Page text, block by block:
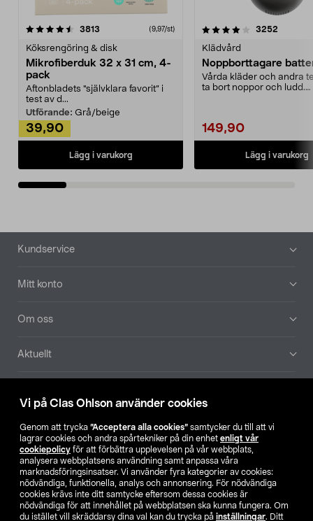
Vi på Clas Ohlson använder cookies
Genom att trycka ”Acceptera alla cookies” samtycker du till att vi
lagrar cookies och andra spårtekniker på din enhet enligt vår
cookiepolicy för att förbättra upplevelsen på vår webbplats,
analysera webbplatsens användning samt anpassa våra
marknadsföringsinsatser. Vi använder fyra kategorier av cookies:
nödvändiga, funktionella, analys och annonsering. För nödvändiga
cookies krävs inte ditt samtycke eftersom dessa cookies är
nödvändiga för att innehållet på webbplatsen ska kunna fungera. Om
du istället vill skräddarsy dina val kan du trycka på inställningar. Ditt
3813 (9,97/st)
Köksrengöring & disk
Mikrofiberduk 32 x 31 cm, 4-
pack
Aftonbladets "självklara favorit” i
test av d...
Utförande: Grå/beige
39,90
Lägg i varukorg
4.0av 5 stjärnor 3252
Klädvård
Noppborttagare
Vårda kläder och andra
ta bort noppor och ludd.
149,90
Lägg i varukorg
4.5av 5 stjärnor
Sidfot
Kundservice
Mitt konto
Om oss
Aktuellt
Hitta butik
SE NO FI